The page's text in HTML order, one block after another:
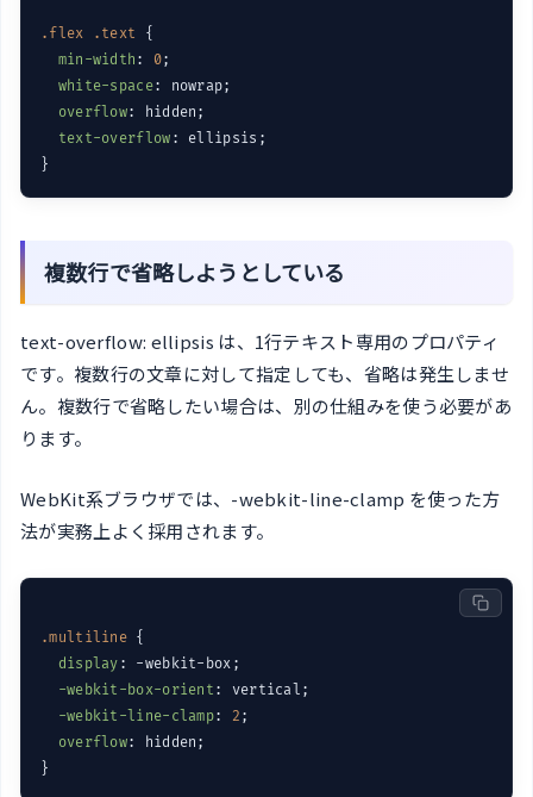
.flex .text {
min-width : 0;
white-space: nowrap;
overflow: hidden;
text-overflow : ellipsis;
複数行で省略しようとしている
text-overflow: ellipsis は、1行テキスト専用のプロパティ
です。複数行の文章に対して指定しても、省略は発生しませ
ん。複数行で省略したい場合は、別の仕組みを使う必要があ
ります。
WebKit系ブラウザでは、-webkit-line-clamp を使った方
法が実務上よく採用されます。
.multiline {
display : -webkit-box;
-webkit-box-orient : vertical;
-webkit-line-clamp: 2 ;
overflow: hidden;